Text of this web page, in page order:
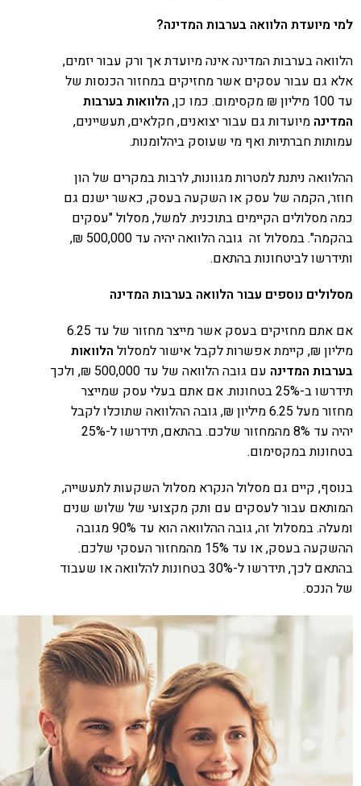
למי מיועדת הלוואה בערבות המדינה?​
הלוואה בערבות המדינה אינה מיועדת אך ורק עבור יזמים,
אלא גם עבור עסקים אשר מחזיקים במחזור הכנסות של
עד 100 מיליון ₪ מקסימום. כמו כן,
הלוואות בערבות
המדינה מיועדות גם עבור יצואנים, חקלאים, תעשיינים,
עמותות חברתיות ואף מי שעוסק ביהלומנות.
ההלוואה ניתנת למטרות מגוונות, לרבות במקרים של הון
חוזר, הקמה של עסק או השקעה בעסק, כאשר ישנם גם
כמה מ​סלולים הקיימים בתוכנית. למשל, מסלול "עסקים
בהקמה". במסלול זה גובה הלוואה יהיה עד 500,000 ₪,
ותידרשו לביטחונות בהתאם.
מסלולים נוספים עבור הלוואה בערבות המדינה
אם אתם מחזיקים בעסק אשר מייצר מחזור של עד 6.25
מיליון ₪, קיימת אפשרות לקבל אישור למסלול הלוואות
בערבות המדינה
עם ​​גובה הלוואה של עד 500,000 ₪, ולכך
תידרשו ב-25% בטחונות. אם אתם בעלי עסק שמייצר
מחזור מעל 6.25 מיליון ₪, גובה ההלוואה שתוכלו לקבל
יהיה עד 8% מהמחזור שלכם. בהתאם, תידרשו ל-25%
בטחונות במקסימום.
בנוסף, קיים גם מסלול הנקרא מסלול השקעות לתעשייה,
המותאם עבור לעסקים עם ותק מקצועי של שלוש שנים
ומעלה. במסלול זה, גובה ההלוואה הוא עד 90% מגובה
ההשקעה בעסק, או עד 15% מהמחזור העסקי שלכם.
בהתאם לכך, תידרשו ל-30% בטחונות להלוואה או שעבוד
של הנכס.